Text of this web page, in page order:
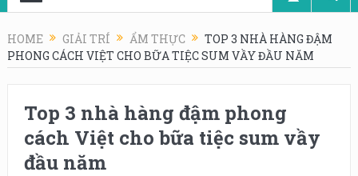
HOME GIẢI TRÍ ẨM THỰC
TOP 3 NHÀ HÀNG ĐẬM
PHONG CÁCH VIỆT CHO BỮA TIỆC SUM VẦY ĐẦU NĂM
Top 3 nhà hàng đậm phong
cách Việt cho bữa tiệc sum vầy
đầu năm